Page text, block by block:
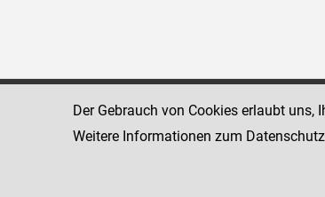
Strafvollzugsakademie
www.justiz.gv.at/stak
Der Gebrauch von Cookies erlaubt
Weitere Informationen zum